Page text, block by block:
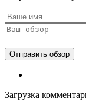
Загрузка